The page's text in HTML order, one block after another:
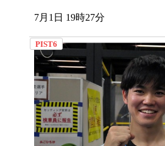
7月1日 19時27分